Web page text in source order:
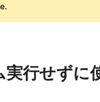
実行せずに